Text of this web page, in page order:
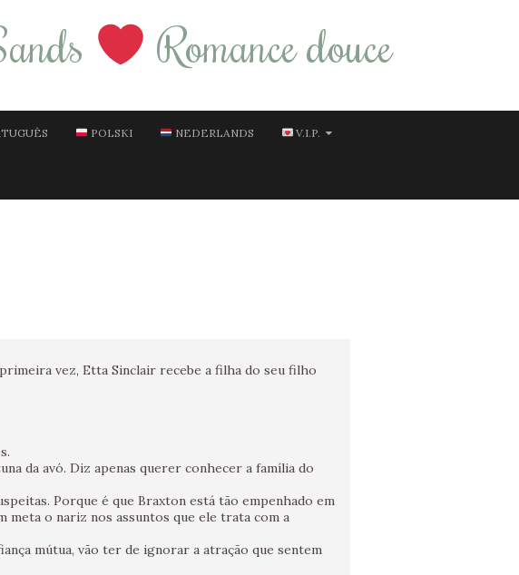
Romance douce
POLSKI NEDERLANDS V.I.P.
vez, Etta Sinclair recebe a filha do seu filho
da avó. Diz apenas querer conhecer a família do
Porque é que Braxton está tão empenhado em
meta o nariz nos assuntos que ele trata com a
mútua, vão ter de ignorar a atração que sentem